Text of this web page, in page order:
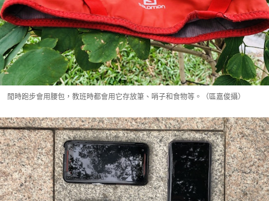
閒時跑步會用腰包，教班時都會用它存放筆、哨子和食物等。（區嘉俊攝）